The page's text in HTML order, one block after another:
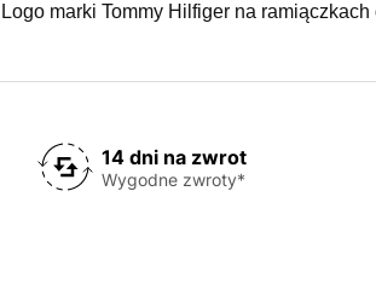
Logo marki Tommy Hilfiger na ramiączkach
14 dni na zwrot
Wygodne zwroty*